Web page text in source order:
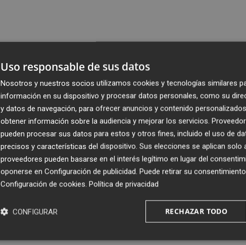
Uso responsable de sus datos
Nosotros y nuestros socios utilizamos cookies y tecnologías similares
información en su dispositivo y procesar datos personales, como su
y datos de navegación, para ofrecer anuncios y contenido
obtener información sobre la audiencia y mejorar los servicios.
pueden procesar sus datos para estos y otros fines, incluido el uso de
precisos y características del dispositivo. Sus elecciones se aplican solo
proveedores pueden basarse en el interés legítimo en lugar del
oponerse en Configuración de publicidad. Puede retirar su
Configuración de cookies. Política de privacidad
RECHAZAR TODO
CONFIGURAR